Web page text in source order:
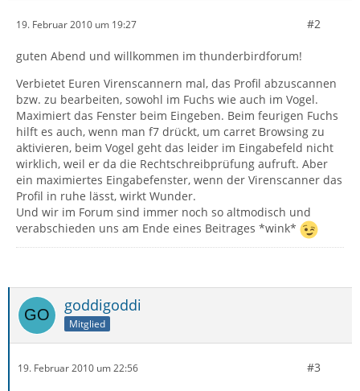
19. Februar 2010 um 19:27 #2
guten Abend und willkommen im thunderbirdforum!
Verbietet Euren Virenscannern mal, das Profil abzuscannen
bzw. zu bearbeiten, sowohl im Fuchs wie auch im Vogel.
Maximiert das Fenster beim Eingeben. Beim feurigen Fuchs
hilft es auch, wenn man f7 drückt, um carret Browsing zu
aktivieren, beim Vogel geht das leider im Eingabefeld nicht
wirklich, weil er da die Rechtschreibprüfung aufruft. Aber
ein maximiertes Eingabefenster, wenn der Virenscanner das
Profil in ruhe lässt, wirkt Wunder.
Und wir im Forum sind immer noch so altmodisch und
verabschieden uns am Ende eines Beitrages *wink*
goddigoddi
Mitglied
19. Februar 2010 um 22:56 #3